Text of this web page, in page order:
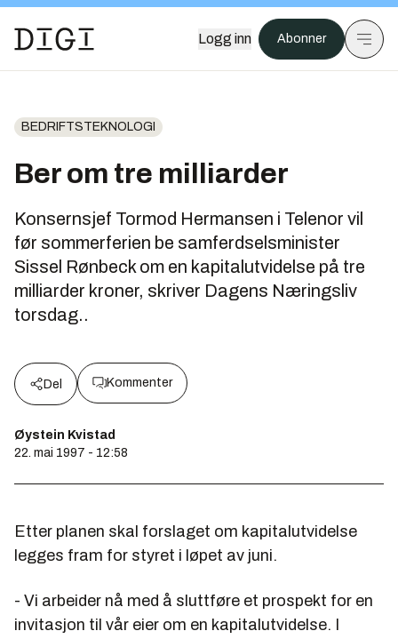
Logg inn Abonner
BEDRIFTSTEKNOLOGI
Ber om tre milliarder
Konsernsjef Tormod Hermansen i Telenor vil
før sommerferien be samferdselsminister
Sissel Rønbeck om en kapitalutvidelse på tre
milliarder kroner, skriver Dagens Næringsliv
torsdag..
Del Kommenter
Øystein Kvistad
22. mai 1997 - 12:58
Etter planen skal forslaget om kapitalutvidelse
legges fram for styret i løpet av juni.
- Vi arbeider nå med å sluttføre et prospekt for en
invitasjon til vår eier om en kapitalutvidelse. I